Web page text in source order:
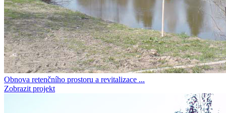
Obnova retenčního prostoru a revitalizace ...
Zobrazit projekt